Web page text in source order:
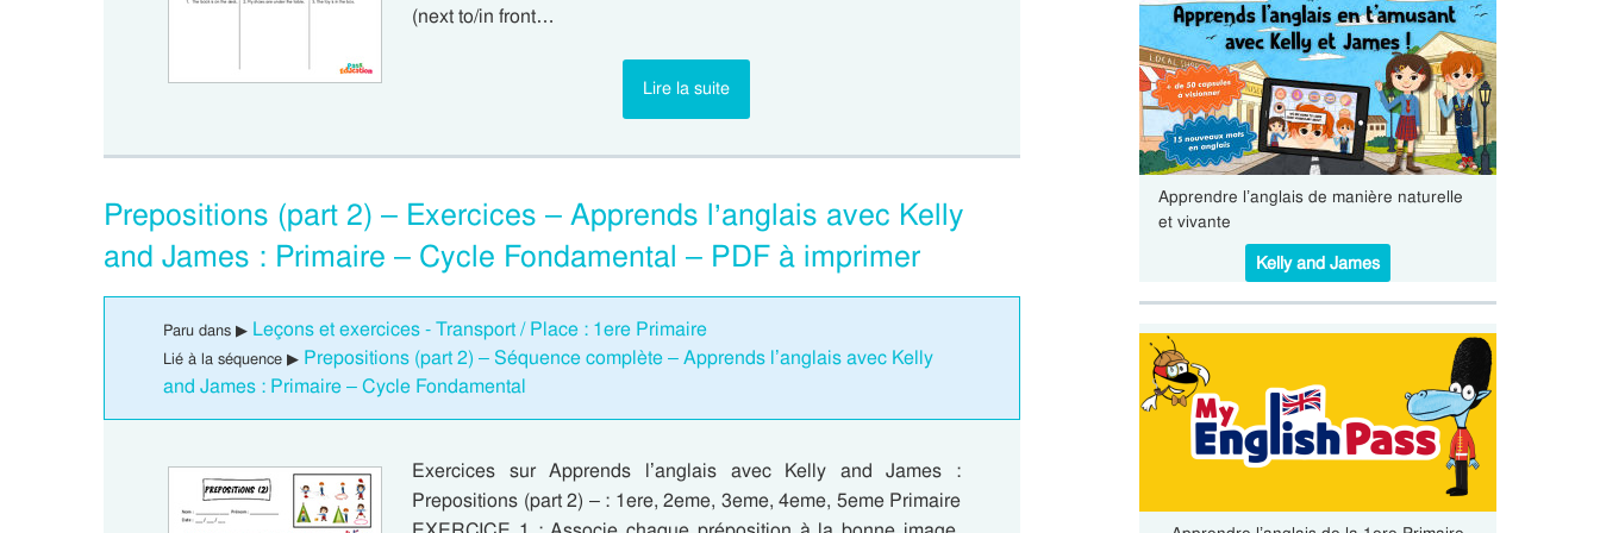
(next to/in front…
Lire la suite
Prepositions (part 2) – Exercices – Apprends l’anglais avec Kelly
and James : Primaire – Cycle Fondamental – PDF à imprimer
Paru dans ▶ Leçons et exercices - Transport / Place : 1ere Primaire
Lié à la séquence ▶ Prepositions (part 2) – Séquence complète – Apprends l’anglais avec Kelly
and James : Primaire – Cycle Fondamental
Exercices sur Apprends l’anglais avec Kelly and James :
Prepositions (part 2) – : 1ere, 2eme, 3eme, 4eme, 5eme Primaire
Apprendre l’anglais de manière naturelle
et vivante
Kelly and James